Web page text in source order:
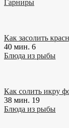
Гарниры
Как засолить
40 мин. 6
Блюда из рыбы
Как солить икру
38 мин. 19
Блюда из рыбы